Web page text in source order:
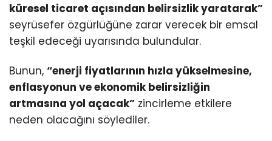
küresel ticaret açısından belirsizlik yaratarak”
seyrüsefer özgürlüğüne zarar verecek bir emsal
teşkil edeceği uyarısında bulundular.
Bunun, “enerji fiyatlarının hızla yükselmesine,
enflasyonun ve ekonomik belirsizliğin
artmasına yol açacak” zincirleme etkilere
neden olacağını söylediler.